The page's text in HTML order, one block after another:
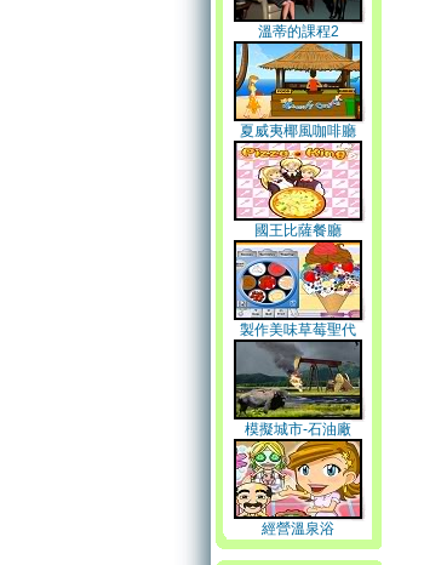
溫蒂的課程2
夏威夷椰風咖啡廳
國王比薩餐廳
製作美味草莓聖代
模擬城市-石油廠
經營溫泉浴